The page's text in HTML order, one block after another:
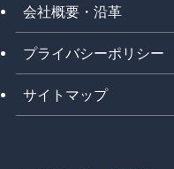
会社概要・沿革
プライバシーポリシー
サイトマップ